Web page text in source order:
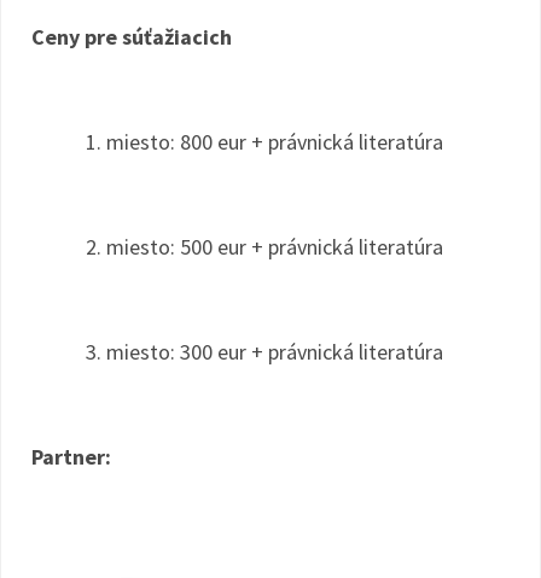
Ceny pre súťažiacich
1. miesto: 800 eur + právnická literatúra
2. miesto: 500 eur + právnická literatúra
3. miesto: 300 eur + právnická literatúra
Partner: